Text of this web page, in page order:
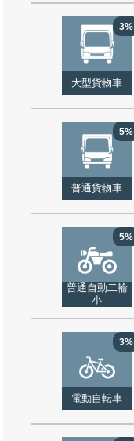
3%
大型貨物車
5%
普通貨物車
5%
普通自動二輪
小
3%
電動自転車